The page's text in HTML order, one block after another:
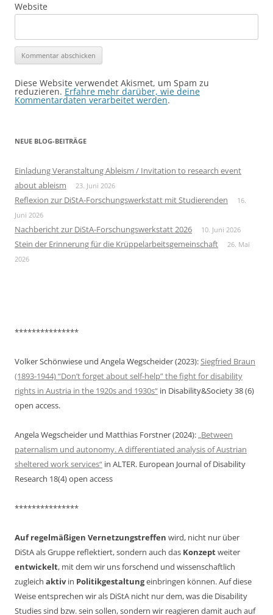
Website
Diese Website verwendet Akismet, um Spam zu
reduzieren. Erfahre mehr darüber, wie deine
Kommentardaten verarbeitet werden.
NEUE BLOG-BEITRÄGE
Einladung Veranstaltung Ableism / Invitation to research event
about ableism
23. Juni 2026
Reflexion zur DiStA-Forschungswerkstatt mit Studierenden
16.
Juni 2026
Nachbericht zur DiStA-Forschungswerkstatt 2026 10. Juni 2026
Stein der Erinnerung für die Krüppelarbeitsgemeinschaft
26. Mai
2026
***************
Volker Schönwiese und Angela Wegscheider (2023):Siegfried Braun
(1893-1944) “Don’t forget about self-help” the fight for disability
rights in Austria in the 1920s and 1930s“ in Disability&Society 38 (6)
open access.
Angela Wegscheider und Matthias Forstner (2024): „Between
paternalism und autonomy. A differentiated analysis of Austrian
sheltered work services“ in ALTER. European Journal of Disability
Research 18(4) open access
***************
Auf regelmäßigen Vernetzungstreffen wird, nicht nur über
DiStA als Gruppe reflektiert, sondern auch das Konzeptweiter
entwickelt, mit dem wir uns forschend und wissenschaftlich
zugleich aktivin Politikgestaltungeinbringen können. Auf diese
Weise entsprechen wir als DiStA nicht nur dem, was die Disability
Studies sind bzw. sein sollen, sondern wir reagieren damit auch auf